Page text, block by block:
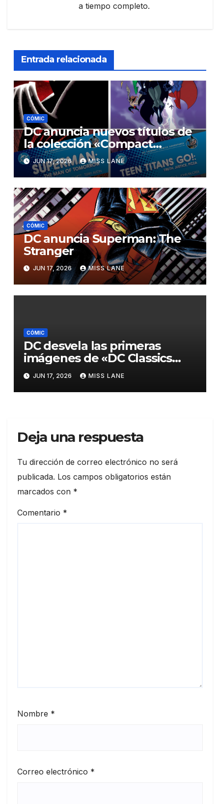
a tiempo completo.
Entrada relacionada
CÓMIC
DC anuncia nuevos títulos de
la colección «Compact
Comics Adventures»
JUN 17, 2026 MISS LANE
CÓMIC
DC anuncia Superman: The
Stranger
JUN 17, 2026 MISS LANE
CÓMIC
DC desvela las primeras
imágenes de «DC Classics
Artist’s Edition, de José Luis
García-López»
JUN 17, 2026 MISS LANE
Deja una respuesta
Tu dirección de correo electrónico no será
publicada. Los campos obligatorios están
marcados con *
Comentario *
Nombre *
Correo electrónico *